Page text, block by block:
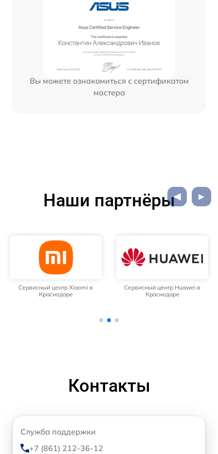
Вы можете ознакомиться с сертификатом
мастера
Наши партнёры
Сервисный центр Xiaomi в
Краснодаре
Сервисный центр Huawei в
Краснодаре
Контакты
Служба поддержки
+7 (861) 212-36-12